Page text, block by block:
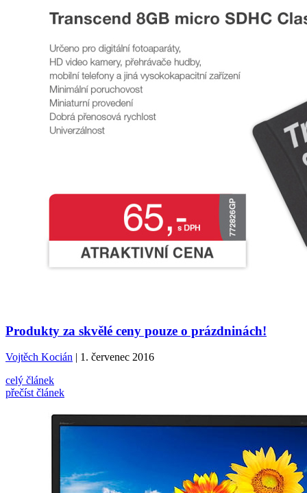
Produkty za skvělé ceny pouze o prázdninách!
Vojtěch Kocián | 1. červenec 2016
celý článek
přečíst článek